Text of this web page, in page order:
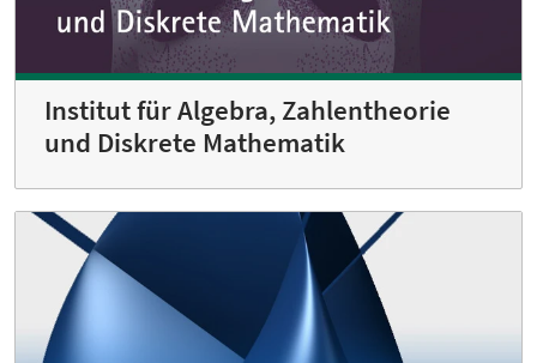
Institut für Algebra, Zahlentheorie
und Diskrete Mathematik